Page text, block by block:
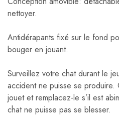
nettoyer.
Antidérapants fixé sur le fond
bouger en jouant.
Surveillez votre chat durant le
accident ne puisse se produire.
jouet et remplacez-le s’il est
chat ne puisse pas se blesser.